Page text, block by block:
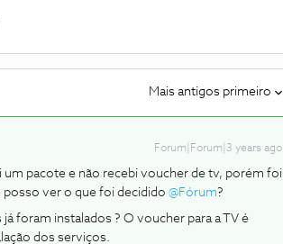
Mais antigos primeiro
Forum|Forum|3 years ago
pacote e não recebi voucher de tv, porém foi
posso ver o que foi decidido @Fórum?
foram instalados ? O voucher para a TV é
dos serviços.